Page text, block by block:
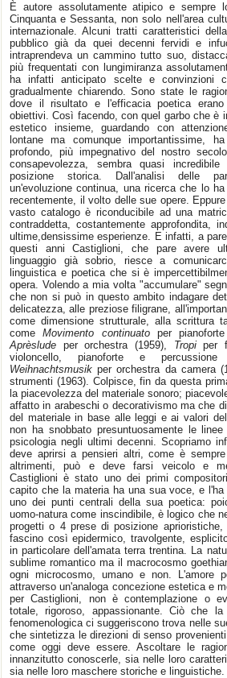
È autore assolutamente atipico e
Cinquanta e Sessanta, non solo nell'area
internazionale. Alcuni tratti caratteristici
pubblico già da quei decenni fervidi e
intraprendeva un cammino tutto suo,
più frequentati con lungimiranza
ha infatti anticipato scelte e convinzioni
gradualmente chiarendo. Sono state le
dove il risultato e l'efficacia poetica
obiettivi. Così facendo, con quel garbo che è
estetico insieme, guardando con
lontane ma comunque importantissime,
profondo, più impegnativo del nostro
consapevolezza, sembra quasi
posizione storica. Dall'analisi delle
un'evoluzione continua, una ricerca che lo
recentemente, il volto delle sue opere.
vasto catalogo è riconducibile ad una
contraddetta, costantemente approfondita,
ultime,densissime esperienze. E infatti, a
questi anni Castiglioni, che pare avere
linguaggio già sobrio, riesce a
linguistica e poetica che si è
opera. Volendo a mia volta "accumulare"
che non si può in questo ambito indagare
delicatezza, alle preziose filigrane,
come dimensione strutturale, alla scrittura
comeMovimento continuato per
Aprèslude per orchestra (1959), Tropiper
violoncello, pianoforte e
Weihnachtsmusik per orchestra da camera
strumenti (1963). Colpisce, fin da questa
la piacevolezza del materiale sonoro;
affatto in arabeschi o decorativismo ma che
del materiale in base alle leggi e ai valori
non ha snobbato presuntuosamente le
psicologia negli ultimi decenni. Scopriamo
deve aprirsi a pensieri altri, come è
altrimenti, può e deve farsi veicolo e
Castiglioni è stato uno dei primi
capito che la materia ha una sua voce, e
uno dei punti centrali della sua poetica:
uomo-natura come inscindibile, è logico che
progetti o 4 prese di posizione
fascino così epidermico, travolgente,
in particolare dell'amata terra trentina. La
sublime romantico ma il macrocosmo
ogni microcosmo, umano e non. L'amore
attraverso un'analoga concezione estetica e
per Castiglioni, non è contemplazione o
totale, rigoroso, appassionante. Ciò che
fenomenologica ci suggeriscono trova nelle
che sintetizza le direzioni di senso
come oggi deve essere. Ascoltare le
innanzitutto conoscerle, sia nelle loro
sia nelle loro maschere storiche e linguistiche.